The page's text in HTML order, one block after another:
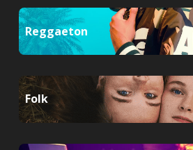
Reggaeton
Folk